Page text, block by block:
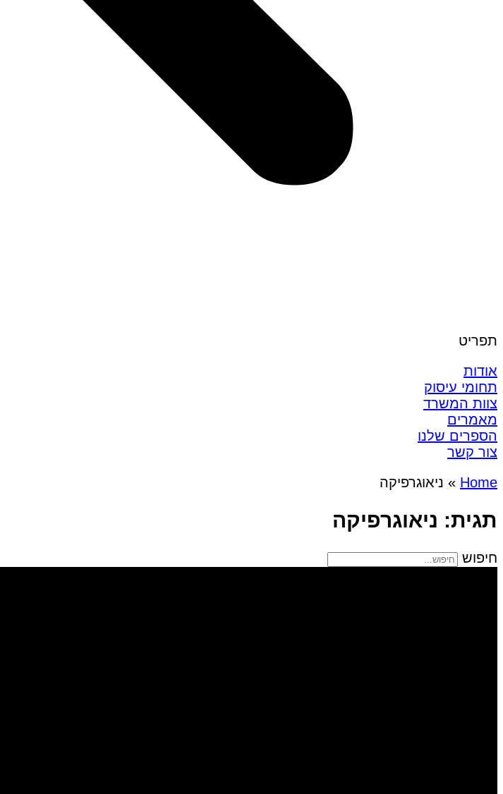
תפריט
אודות
תחומי עיסוק
צוות המשרד
מאמרים
הספרים שלנו
צור קשר
Home
» ניאוגרפיקה
תגית: ניאוגרפיקה
חיפוש